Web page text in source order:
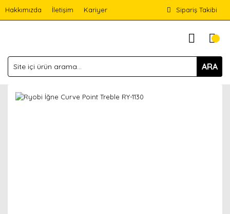
Hakkımızda İletişim Kariyer Sipariş Takibi
ARA